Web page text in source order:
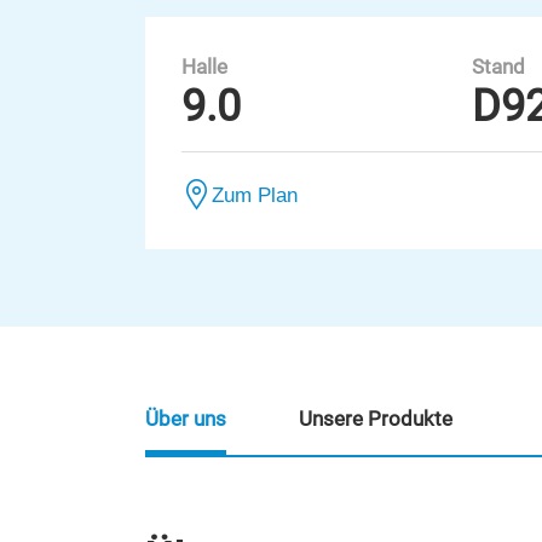
Halle
9.0
Stand
Zum Plan
Über uns Unsere Produkte